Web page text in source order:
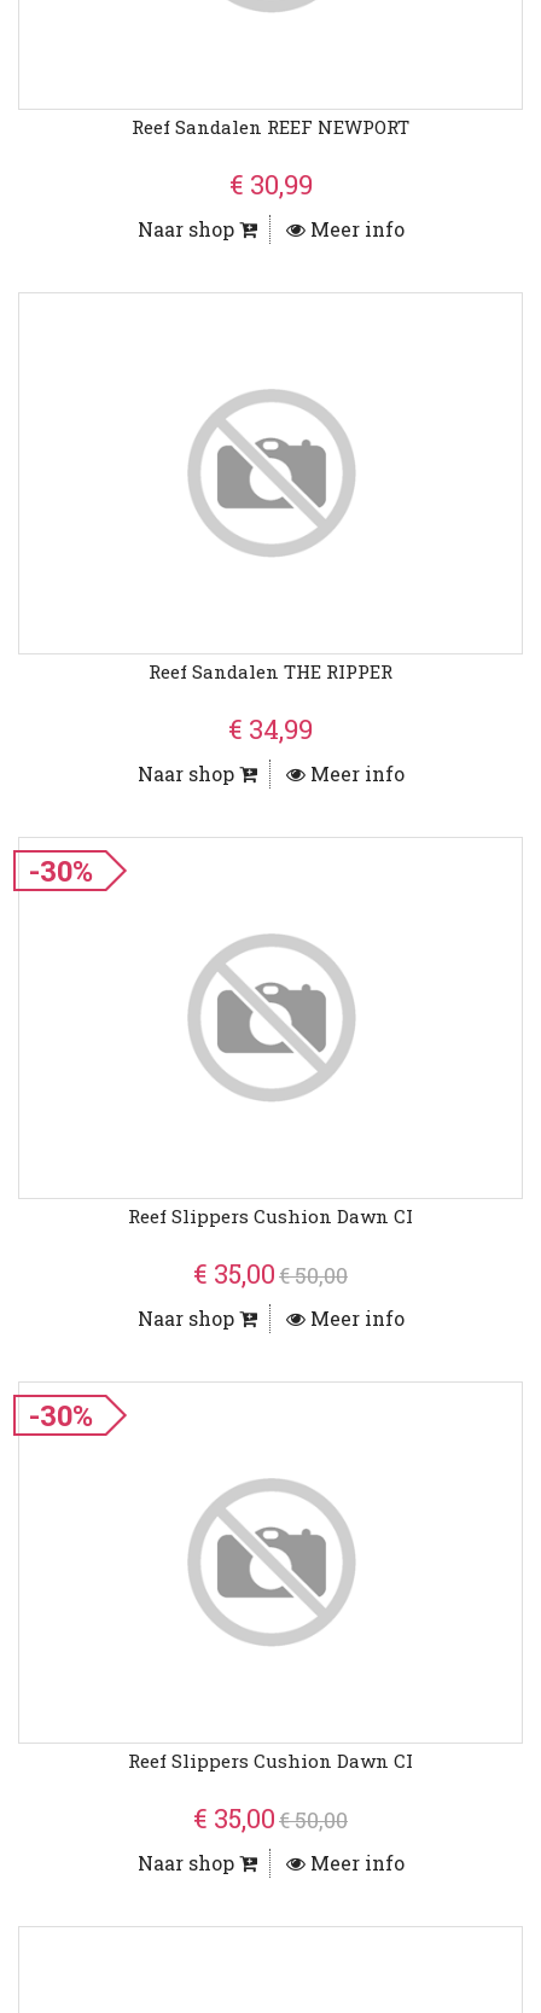
Reef Sandalen REEF NEWPORT
€ 30,99
Naar shop Meer info
Reef Sandalen THE RIPPER
€ 34,99
Naar shop Meer info
-30%
Reef Slippers Cushion Dawn CI
€ 35,00€ 50,00
Naar shop Meer info
-30%
Reef Slippers Cushion Dawn CI
€ 35,00€ 50,00
Naar shop Meer info